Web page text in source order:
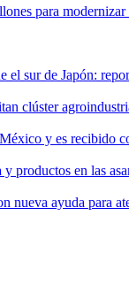
para
sur de Japón:
clúster
y es recibido
productos en las
nueva ayuda para